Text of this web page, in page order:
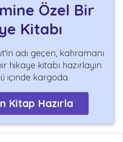
Özel Bir
Kitabı
adı geçen, kahramanı
hikaye kitabı hazırlayın
içinde kargoda.
Kitap Hazırla